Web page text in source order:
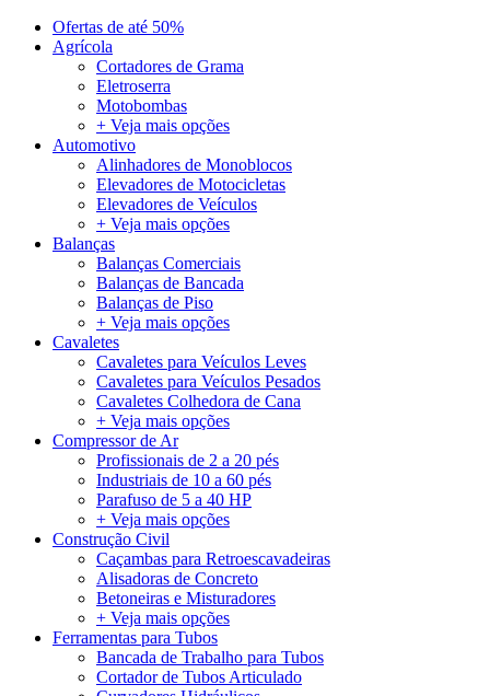
Ofertas de até 50%
Agrícola
Cortadores de Grama
Eletroserra
Motobombas
+ Veja mais opções
Automotivo
Alinhadores de Monoblocos
Elevadores de Motocicletas
Elevadores de Veículos
+ Veja mais opções
Balanças
Balanças Comerciais
Balanças de Bancada
Balanças de Piso
+ Veja mais opções
Cavaletes
Cavaletes para Veículos Leves
Cavaletes para Veículos Pesados
Cavaletes Colhedora de Cana
+ Veja mais opções
Compressor de Ar
Profissionais de 2 a 20 pés
Industriais de 10 a 60 pés
Parafuso de 5 a 40 HP
+ Veja mais opções
Construção Civil
Caçambas para Retroescavadeiras
Alisadoras de Concreto
Betoneiras e Misturadores
+ Veja mais opções
Ferramentas para Tubos
Bancada de Trabalho para Tubos
Cortador de Tubos Articulado